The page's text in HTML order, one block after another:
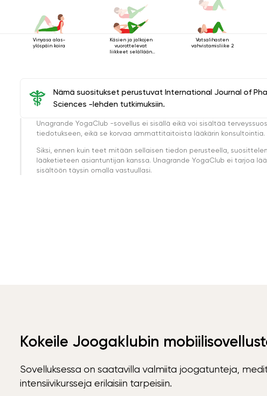
Vinyasa alas-
ylöspäin koira
Käsien ja jalkojen
vuorottelevat
liikkeet selällään
Vatsalihasten
vahvistamisliike 2
Nämä suositukset perustuvat International Journal of
Sciences -lehden tutkimuksiin.
Unagrande YogaClub -sovellus ei sisällä eikä voi sisältää
tiedotukseen, eikä se korvaa ammattitaitoista lääkärin konsultointia.
Siksi, ennen kuin teet mitään sellaisen tiedon perusteella,
lääketieteen asiantuntijan kanssa. Unagrande YogaClub ei tarjoa
sisältöön täysin omalla vastuullasi.
Kokeile Joogaklubin
Sovelluksessa on saatavilla valmiita joogatunteja,
intensiivikursseja erilaisiin tarpeisiin.